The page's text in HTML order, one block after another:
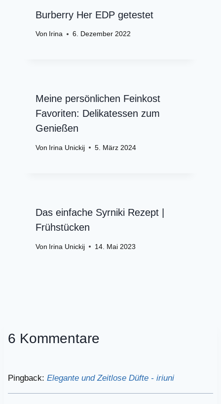
Burberry Her EDP getestet
Von Irina 6. Dezember 2022
Meine persönlichen Feinkost
Favoriten: Delikatessen zum
Genießen
Von Irina Unickij 5. März 2024
Das einfache Syrniki Rezept |
Frühstücken
Von Irina Unickij 14. Mai 2023
6 Kommentare
Pingback: Elegante und Zeitlose Düfte - iriuni